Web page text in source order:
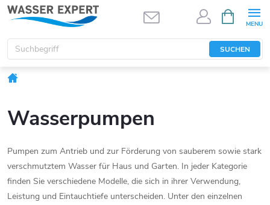
Zum
Inhalt
springen
SUCHEN
Wasserpumpen
Pumpen zum Antrieb und zur Förderung von sauberem sowie stark
verschmutztem Wasser für Haus und Garten. In jeder Kategorie
finden Sie verschiedene Modelle, die sich in ihrer Verwendung,
Leistung und Eintauchtiefe unterscheiden. Unter den einzelnen